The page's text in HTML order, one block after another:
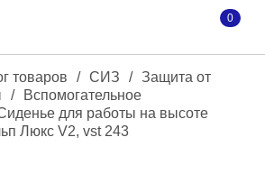
0
товаров / СИЗ / Защита от
/
Вспомогательное
для работы на высоте
Люкс V2, vst 243